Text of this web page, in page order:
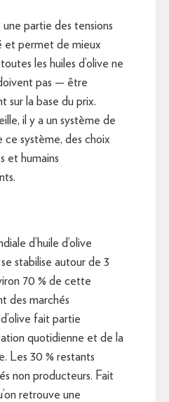
partie des tensions
et permet de mieux
les huiles d’olive ne
pas — être
sur la base du prix.
il y a un système de
système, des choix
et humains
d’huile d’olive
stabilise autour de 3
70 % de cette
des marchés
fait partie
quotidienne et de la
Les 30 % restants
non producteurs. Fait
retrouve une